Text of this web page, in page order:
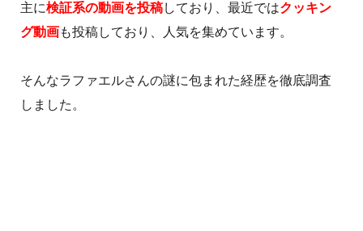
主に検証系の動画を投稿しており、最近ではクッキン
グ動画も投稿しており、人気を集めています。
そんなラファエルさんの謎に包まれた経歴を徹底調査
しました。